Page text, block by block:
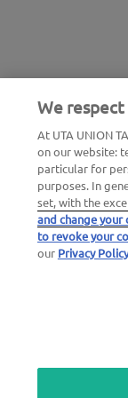
We
At UTA UNION
on our website:
particular for
purposes. In
set, with the
and change
to revoke your
our Privacy Policy